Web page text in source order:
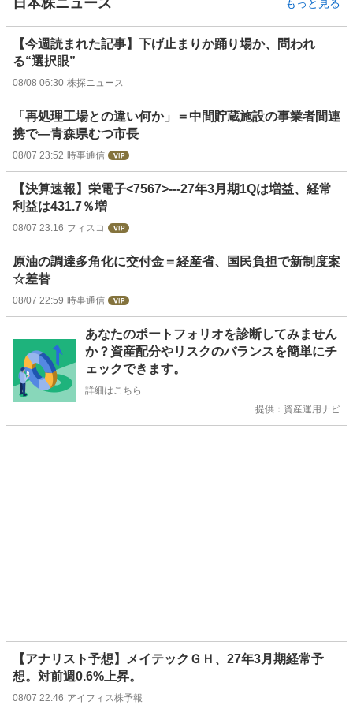
日本株ニュース もっと見る
【今週読まれた記事】下げ止まりか踊り場か、問われ
る“選択眼”
08/08 06:30 株探ニュース
「再処理工場との違い何か」＝中間貯蔵施設の事業者間連
携で―青森県むつ市長
08/07 23:52 時事通信
【決算速報】栄電子<7567>---27年3月期1Qは増益、経常
利益は431.7％増
08/07 23:16 フィスコ
原油の調達多角化に交付金＝経産省、国民負担で新制度案
☆差替
08/07 22:59 時事通信
あなたのポートフォリオを診断してみません
か？資産配分やリスクのバランスを簡単にチ
ェックできます。
詳細はこちら
提供：資産運用ナビ
【アナリスト予想】メイテックＧＨ、27年3月期経常予
想。対前週0.6%上昇。
08/07 22:46 アイフィス株予報